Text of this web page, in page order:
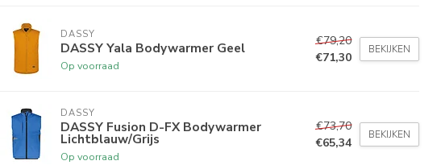
DASSY
DASSY Yala Bodywarmer Geel
Op voorraad
€79,20
€71,30
BEKIJKEN
DASSY
DASSY Fusion D-FX Bodywarmer
Lichtblauw/Grijs
Op voorraad
€73,70
€65,34
BEKIJKEN